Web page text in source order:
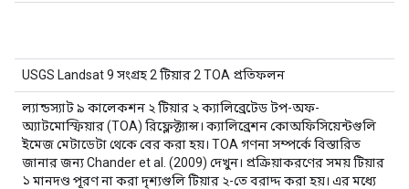
USGS Landsat 9 সংগ্রহ 2 টিয়ার 2 TOA প্রতিফলন
ল্যান্ডস্যাট ৯ কালেকশন ২ টিয়ার ২ ক্যালিব্রেটেড টপ-অফ-
অ্যাটমোস্ফিয়ার (TOA) রিফ্লেক্ট্যান্স। ক্যালিব্রেশন কোঅফিসিয়েন্টগুলি
ইমেজ মেটাডেটা থেকে বের করা হয়। TOA গণনা সম্পর্কে বিস্তারিত
জানার জন্য Chander et al. (2009) দেখুন। প্রক্রিয়াকরণের সময় টিয়ার
১ মানদণ্ড পূরণ না করা দৃশ্যগুলি টিয়ার ২-তে বরাদ্দ করা হয়। এর মধ্যে